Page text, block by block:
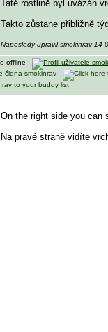
Taté rostlině byl uvázán
Takto zůstane přibližně
Naposledy upravil smokinrav
On the right side you can
Na pravé straně vidíte